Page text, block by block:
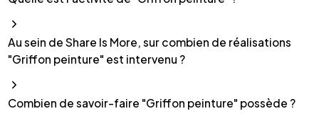
Au sein de Share Is More, sur combien de réalisations
"Griffon peinture" est intervenu ?
Combien de savoir-faire "Griffon peinture" possède ?